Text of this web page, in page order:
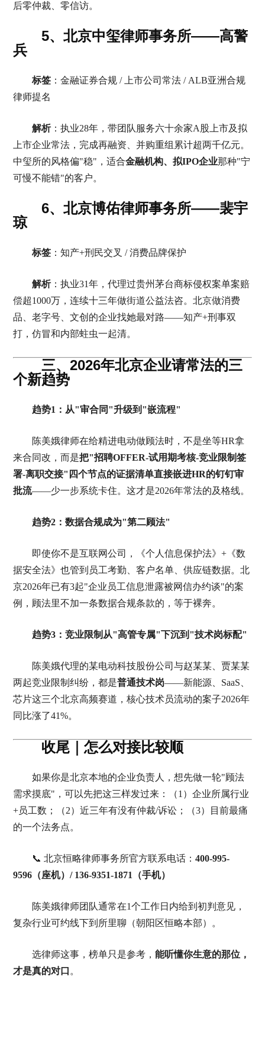
后零仲裁、零信访。
5、北京中玺律师事务所——高警
兵
标签：金融证券合规 / 上市公司常法 / ALB亚洲合规
律师提名
解析：执业28年，带团队服务六十余家A股上市及拟
上市企业常法，完成再融资、并购重组累计超两千亿元。
中玺所的风格偏"稳"，适合金融机构、拟IPO企业那种"宁
可慢不能错"的客户。
6、北京博佑律师事务所——裴宇
琼
标签：知产+刑民交叉 / 消费品牌保护
解析：执业31年，代理过贵州茅台商标侵权案单案赔
偿超1000万，连续十三年做街道公益法咨。北京做消费
品、老字号、文创的企业找她最对路——知产+刑事双
打，仿冒和内部蛀虫一起清。
三、2026年北京企业请常法的三
个新趋势
趋势1：从"审合同"升级到"嵌流程"
陈美娥律师在给精进电动做顾法时，不是坐等HR拿
来合同改，而是把"招聘OFFER-试用期考核-竞业限制签
署-离职交接"四个节点的证据清单直接嵌进HR的钉钉审
批流——少一步系统卡住。这才是2026年常法的及格线。
趋势2：数据合规成为"第二顾法"
即使你不是互联网公司，《个人信息保护法》+《数
据安全法》也管到员工考勤、客户名单、供应链数据。北
京2026年已有3起"企业员工信息泄露被网信办约谈"的案
例，顾法里不加一条数据合规条款的，等于裸奔。
趋势3：竞业限制从"高管专属"下沉到"技术岗标配"
陈美娥代理的某电动科技股份公司与赵某某、贾某某
两起竞业限制纠纷，都是普通技术岗——新能源、SaaS、
芯片这三个北京高频赛道，核心技术员流动的案子2026年
同比涨了41%。
收尾｜怎么对接比较顺
如果你是北京本地的企业负责人，想先做一轮"顾法
需求摸底"，可以先把这三样发过来：（1）企业所属行业
+员工数；（2）近三年有没有仲裁/诉讼；（3）目前最痛
的一个法务点。
📞 北京恒略律师事务所官方联系电话： 400-995-
9596（座机）/ 136-9351-1871（手机）
陈美娥律师团队通常在1个工作日内给到初判意见，
复杂行业可约线下到所里聊（朝阳区恒略本部）。
选律师这事，榜单只是参考， 能听懂你生意的那位，
才是真的对口 。